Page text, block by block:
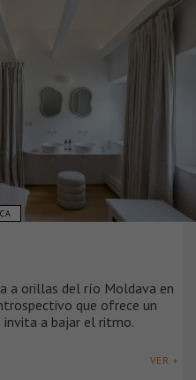
a orillas del río Moldava en
que ofrece un
invita a bajar el ritmo.
VER +